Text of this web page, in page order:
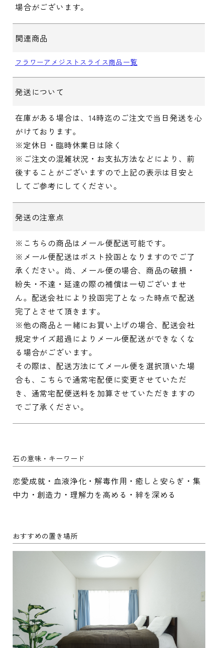
場合がございます。
関連商品
フラワーアメジストスライス商品一覧
発送について
在庫がある場合は、14時迄のご注文で当日発送を心
がけております。
※定休日・臨時休業日は除く
※ご注文の混雑状況・お支払方法などにより、前
後することがございますので上記の表示は目安と
してご参考にしてください。
発送の注意点
※こちらの商品はメール便配送可能です。
※メール便配送はポスト投函となりますのでご了
承ください。尚、メール便の場合、商品の破損・
紛失・不達・延達の際の補償は一切ございませ
ん。配送会社により投函完了となった時点で配送
完了とさせて頂きます。
※他の商品と一緒にお買い上げの場合、配送会社
規定サイズ超過によりメール便配送ができなくな
る場合がございます。
その際は、配送方法にてメール便を選択頂いた場
合も、こちらで通常宅配便に変更させていただ
き、通常宅配便送料を加算させていただきますの
でご了承ください。
石の意味・キーワード
恋愛成就・血液浄化・解毒作用・癒しと安らぎ・集
中力・創造力・理解力を高める・絆を深める
おすすめの置き場所